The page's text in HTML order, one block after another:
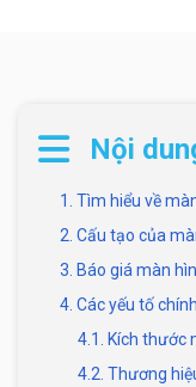
Nội
1. Tìm hiểu về
2. Cấu tạo của
3. Báo giá màn
4. Các yếu tố
4.1. Kích thước
4.2. Thương